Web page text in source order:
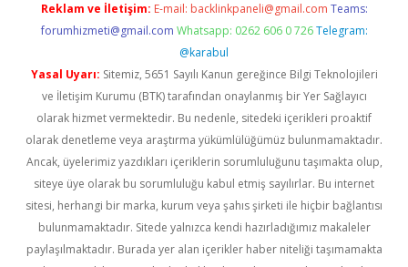
Reklam ve İletişim: E-mail: backlinkpaneli@gmail.com Teams:
forumhizmeti@gmail.com Whatsapp: 0262 606 0 726 Telegram:
@karabul
Yasal Uyarı: Sitemiz, 5651 Sayılı Kanun gereğince Bilgi Teknolojileri
ve İletişim Kurumu (BTK) tarafından onaylanmış bir Yer Sağlayıcı
olarak hizmet vermektedir. Bu nedenle, sitedeki içerikleri proaktif
olarak denetleme veya araştırma yükümlülüğümüz bulunmamaktadır.
Ancak, üyelerimiz yazdıkları içeriklerin sorumluluğunu taşımakta olup,
siteye üye olarak bu sorumluluğu kabul etmiş sayılırlar. Bu internet
sitesi, herhangi bir marka, kurum veya şahıs şirketi ile hiçbir bağlantısı
bulunmamaktadır. Sitede yalnızca kendi hazırladığımız makaleler
paylaşılmaktadır. Burada yer alan içerikler haber niteliği taşımamakta